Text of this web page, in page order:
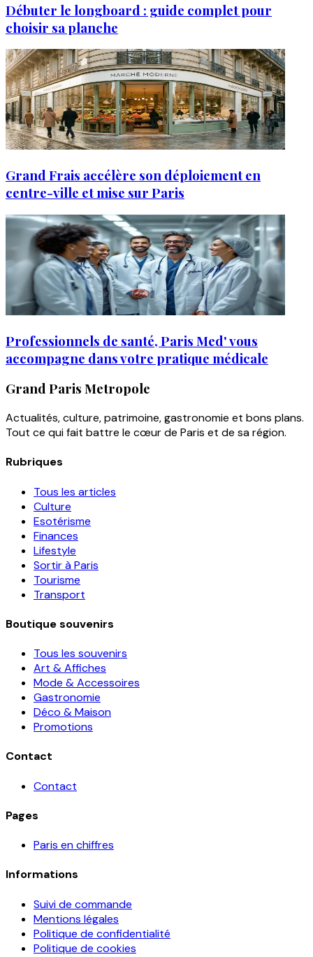
Débuter le longboard : guide complet pour
choisir sa planche
Grand Frais accélère son déploiement en
centre-ville et mise sur Paris
Professionnels de santé, Paris Med' vous
accompagne dans votre pratique médicale
Grand Paris Metropole
Actualités, culture, patrimoine, gastronomie et bons plans.
Tout ce qui fait battre le cœur de Paris et de sa région.
Rubriques
Tous les articles
Culture
Esotérisme
Finances
Lifestyle
Sortir à Paris
Tourisme
Transport
Boutique souvenirs
Tous les souvenirs
Art & Affiches
Mode & Accessoires
Gastronomie
Déco & Maison
Promotions
Contact
Contact
Pages
Paris en chiffres
Informations
Suivi de commande
Mentions légales
Politique de confidentialité
Politique de cookies